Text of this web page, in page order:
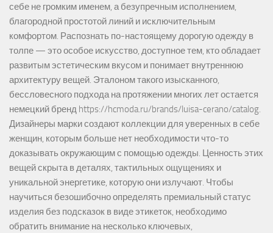
себе не громким именем, а безупречным исполнением,
благородной простотой линий и исключительным
комфортом. Распознать по-настоящему дорогую одежду в
толпе — это особое искусство, доступное тем, кто обладает
развитым эстетическим вкусом и понимает внутреннюю
архитектуру вещей. Эталоном такого изысканного,
бессловесного подхода на протяжении многих лет остается
немецкий бренд https://hcmoda.ru/brands/luisa-cerano/catalog.
Дизайнеры марки создают коллекции для уверенных в себе
женщин, которым больше нет необходимости что-то
доказывать окружающим с помощью одежды. Ценность этих
вещей скрыта в деталях, тактильных ощущениях и
уникальной энергетике, которую они излучают. Чтобы
научиться безошибочно определять премиальный статус
изделия без подсказок в виде этикеток, необходимо
обратить внимание на несколько ключевых,